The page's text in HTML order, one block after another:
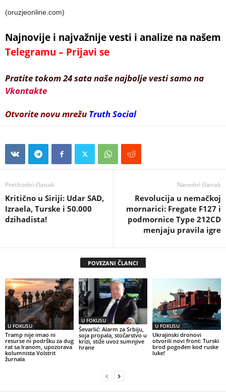
(oruzjeonline.com)
Najnovije i najvažnije vesti i analize na našem
Telegramu – Prijavi se
Pratite tokom 24 sata naše najbolje vesti samo na
Vkontakte
Otvorite novu mrežu Truth Social
Prethodni članak
Kritično u Siriji: Udar SAD,
Izraela, Turske i 50.000
dzihadista!
Naredni članak
Revolucija u nemačkoj
mornarici: Fregate F127 i
podmornice Type 212CD
menjaju pravila igre
POVEZANI ČLANCI
U FOKUSU
Tramp nije imao ni
resurse ni podršku za dug
rat sa Iranom, upozorava
kolumnista Volstrit
žurnala
U FOKUSU
Ševarlić: Alarm za Srbiju,
soja propala, stočarstvo u
krizi, stiže uvoz sumnjive
hrane
U FOKUSU
Ukrajinski dronovi
otvorili novi front: Turski
brod pogođen kod ruske
luke!